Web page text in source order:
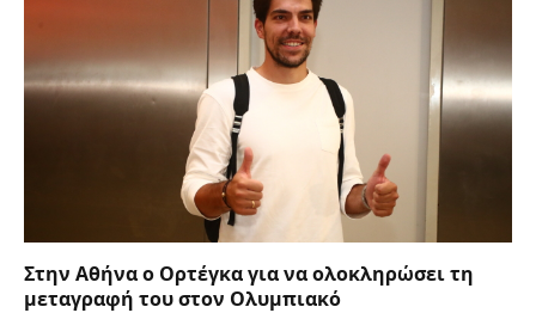
Στην Αθήνα ο Ορτέγκα για να ολοκληρώσει τη
μεταγραφή του στον Ολυμπιακό